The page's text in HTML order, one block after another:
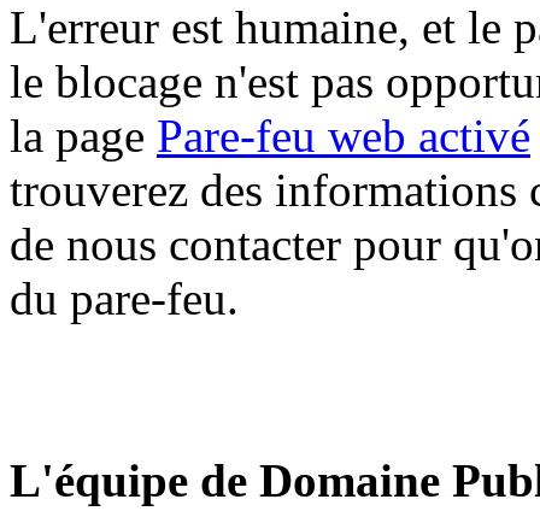
L'erreur est humaine, et le
le blocage n'est pas
la page Pare-feu web activé
trouverez des informations
de nous contacter pour
du pare-feu.
L'équipe de Domaine